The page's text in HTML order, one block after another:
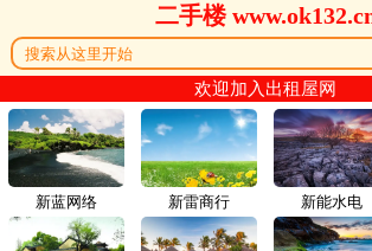
二手楼
欢迎加入出租屋网
新蓝网络 新雷商行 新能水电